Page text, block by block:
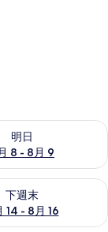
明日
8 - 8月 9
8 - 8月 9的可訂
下週末
14 - 8月 16
月 14 - 8月 16的